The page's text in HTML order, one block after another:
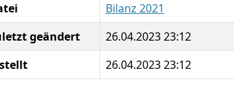
Bilanz 2021
geändert
26.04.2023 23:12
26.04.2023 23:12